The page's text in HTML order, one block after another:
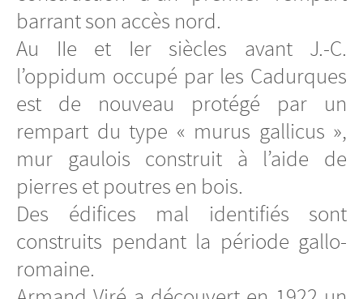
barrant son accès nord.
Au IIe et Ier siècles avant J.-C.
l’oppidum occupé par les Cadurques
est de nouveau protégé par un
rempart du type « murus gallicus »,
mur gaulois construit à l’aide de
pierres et poutres en bois.
Des édifices mal identifiés sont
construits pendant la période gallo-
romaine.